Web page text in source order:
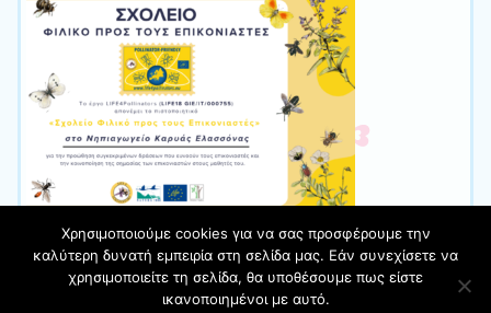
Φιλοξενείται στο https://blogs.sch.gr| Θέμα:Cute Frames
Χρησιμοποιούμε cookies για να σας προσφέρουμε την
καλύτερη δυνατή εμπειρία στη σελίδα μας. Εάν συνεχίσετε να
χρησιμοποιείτε τη σελίδα, θα υποθέσουμε πως είστε
ικανοποιημένοι με αυτό.